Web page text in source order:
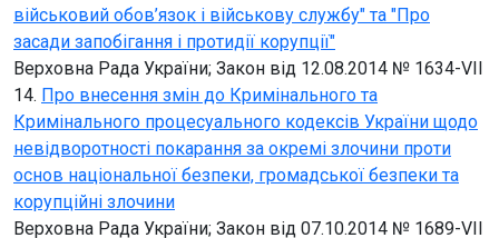
військовий обов’язок і військову службу" та "Про
засади запобігання і протидії корупції"
Верховна Рада України; Закон від 12.08.2014 № 1634-VII
14. Про внесення змін до Кримінального та
Кримінального процесуального кодексів України щодо
невідворотності покарання за окремі злочини проти
основ національної безпеки, громадської безпеки та
корупційні злочини
Верховна Рада України; Закон від 07.10.2014 № 1689-VII